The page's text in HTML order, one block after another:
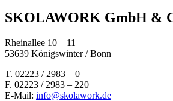
SKOLAWORK GmbH &
Rheinallee 10 – 11
53639 Königswinter / Bonn
T. 02223 / 2983 – 0
F. 02223 / 2983 – 220
E-Mail: info@skolawork.de